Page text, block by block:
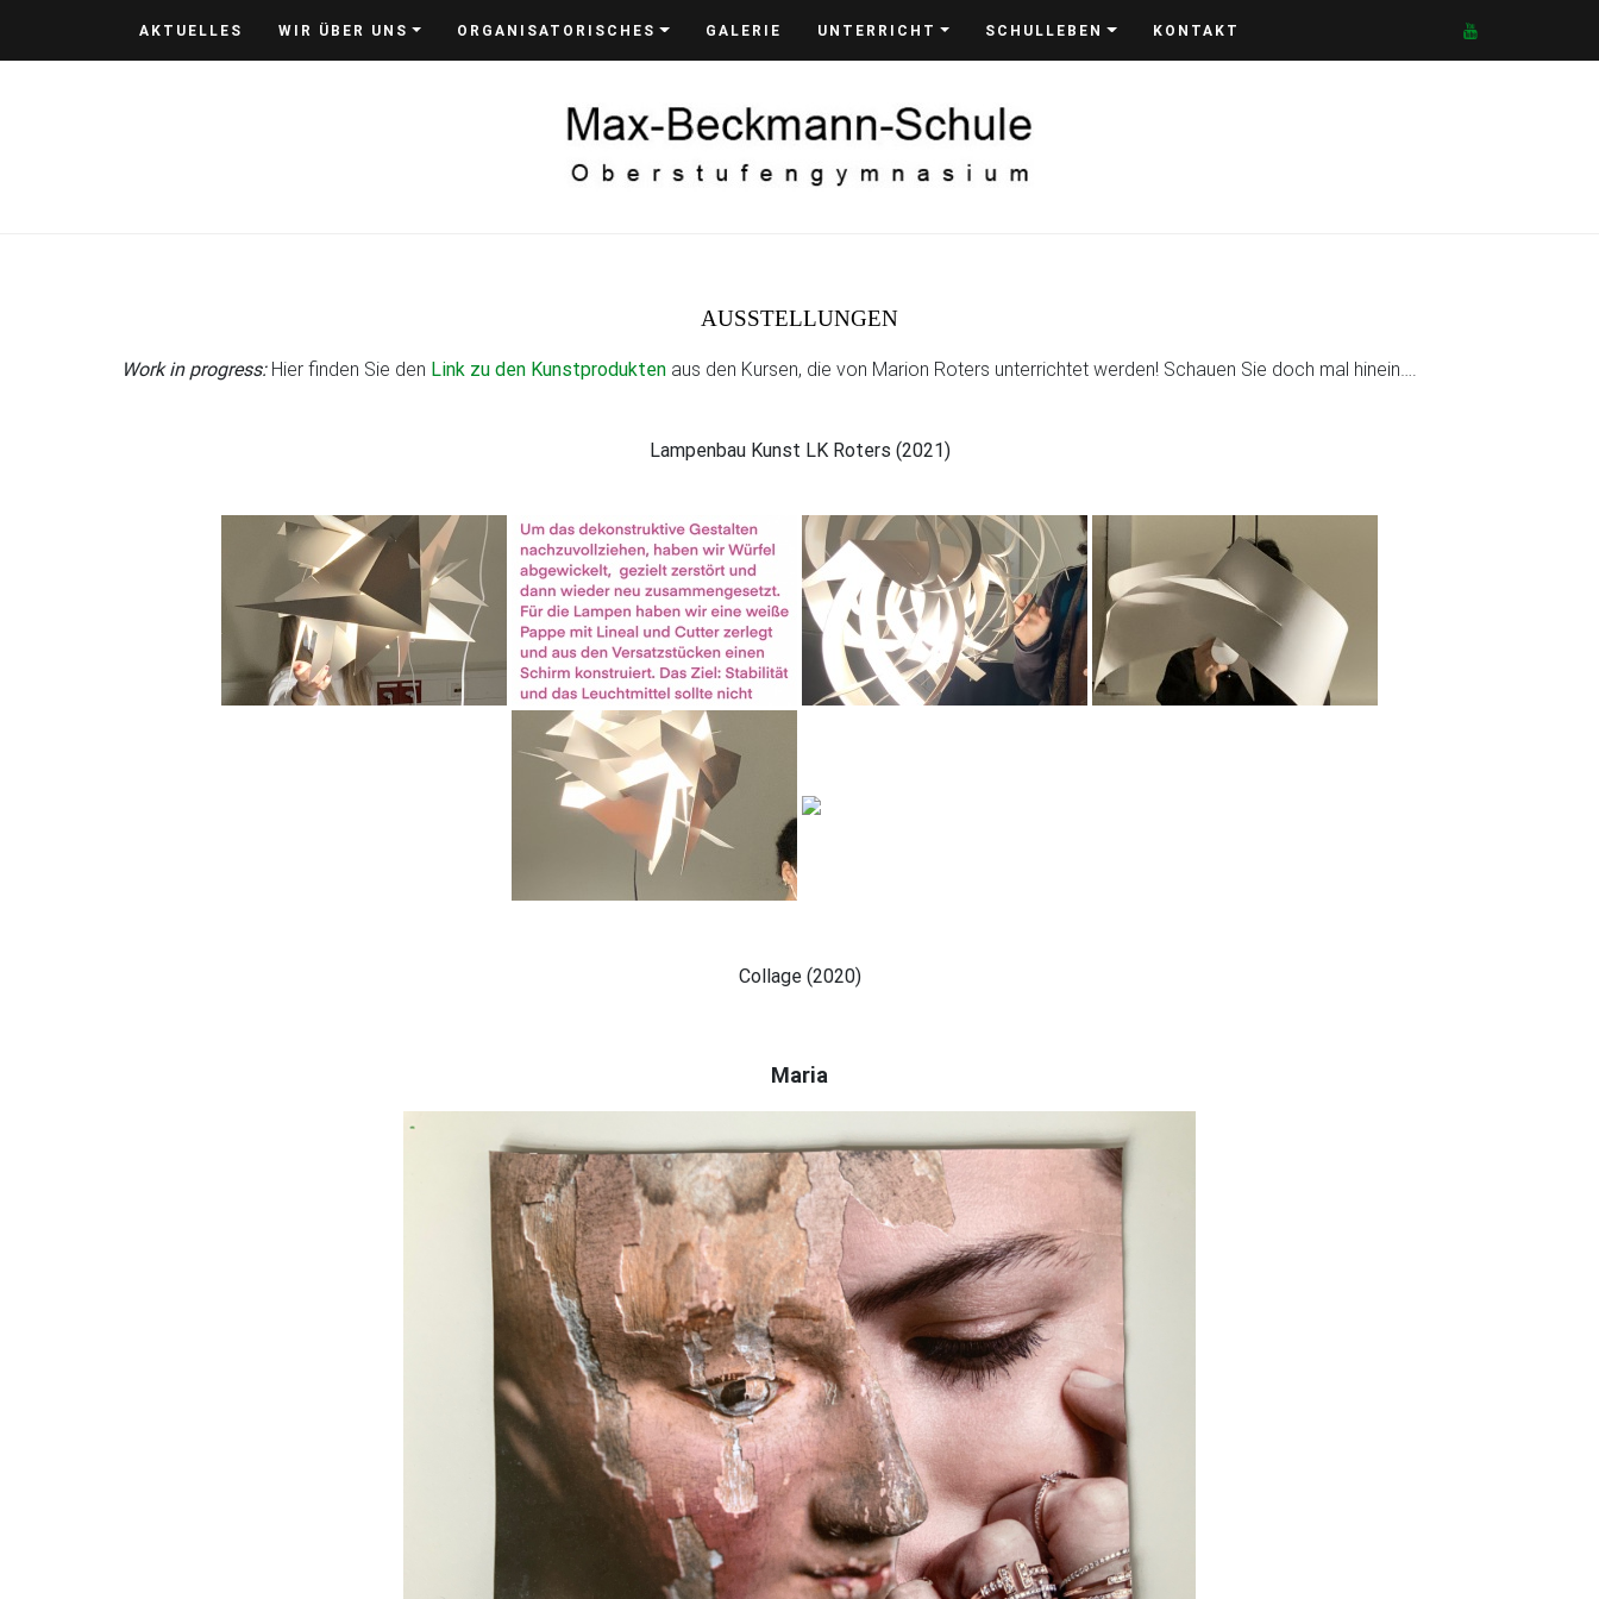
AKTUELLES WIR ÜBER UNS ORGANISATORISCHES GALERIE UNTERRICHT SCHULLEBEN KONTAKT
AUSSTELLUNGEN
Work in progress:Hier finden Sie den Link zu den Kunstprodukten aus den Kursen, die von Marion Roters unterrichtet werden! Schauen Sie doch mal hinein….
Lampenbau Kunst LK Roters (2021)
Collage (2020)
Maria